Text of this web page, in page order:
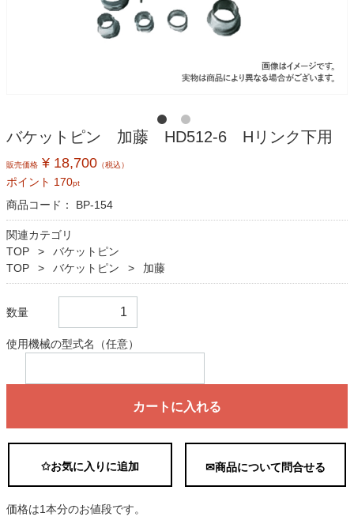
バケットピン 加藤 HD512-6 Hリンク下用
販売価格 ¥ 18,700 （税込）
ポイント 170pt
商品コード： BP-154
関連カテゴリ
TOP
バケットピン
TOP
バケットピン 加藤
数量
使用機械の型式名（任意）
カートに入れる
✩お気に入りに追加 ✉商品について問合せる
価格は1本分のお値段です。